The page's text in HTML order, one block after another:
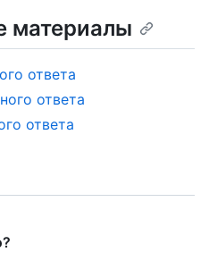
материалы
ответа
ответа
ответа